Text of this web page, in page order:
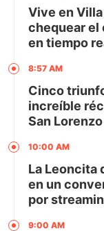
Vive en
chequear el
en tiempo
8:57 AM
Cinco
increíble
San Lorenzo
10:00 AM
La Leoncita
en un
por
9:00 AM